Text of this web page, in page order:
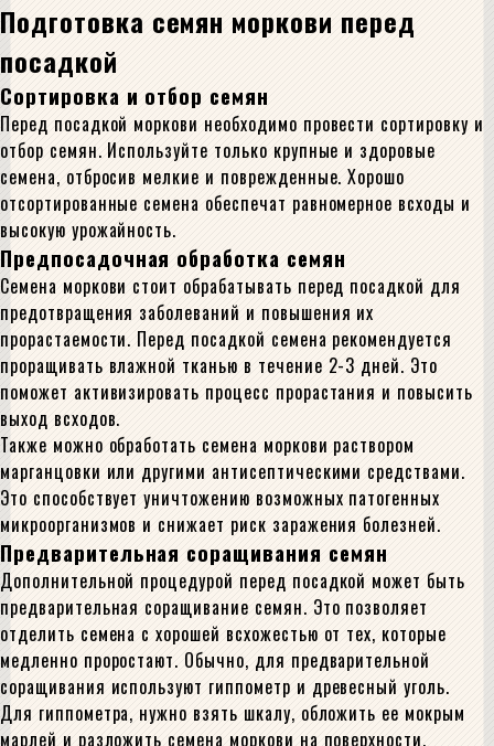
Подготовка семян моркови перед
посадкой
Сортировка и отбор семян
Перед посадкой моркови необходимо провести сортировку и
отбор семян. Используйте только крупные и здоровые
семена, отбросив мелкие и поврежденные. Хорошо
отсортированные семена обеспечат равномерное всходы и
высокую урожайность.
Предпосадочная обработка семян
Семена моркови стоит обрабатывать перед посадкой для
предотвращения заболеваний и повышения их
прорастаемости. Перед посадкой семена рекомендуется
проращивать влажной тканью в течение 2-3 дней. Это
поможет активизировать процесс прорастания и повысить
выход всходов.
Также можно обработать семена моркови раствором
марганцовки или другими антисептическими средствами.
Это способствует уничтожению возможных патогенных
микроорганизмов и снижает риск заражения болезней.
Предварительная соращивания семян
Дополнительной процедурой перед посадкой может быть
предварительная соращивание семян. Это позволяет
отделить семена с хорошей всхожестью от тех, которые
медленно проростают. Обычно, для предварительной
соращивания используют гиппометр и древесный уголь.
Для гиппометра, нужно взять шкалу, обложить ее мокрым
марлей и разложить семена моркови на поверхности.